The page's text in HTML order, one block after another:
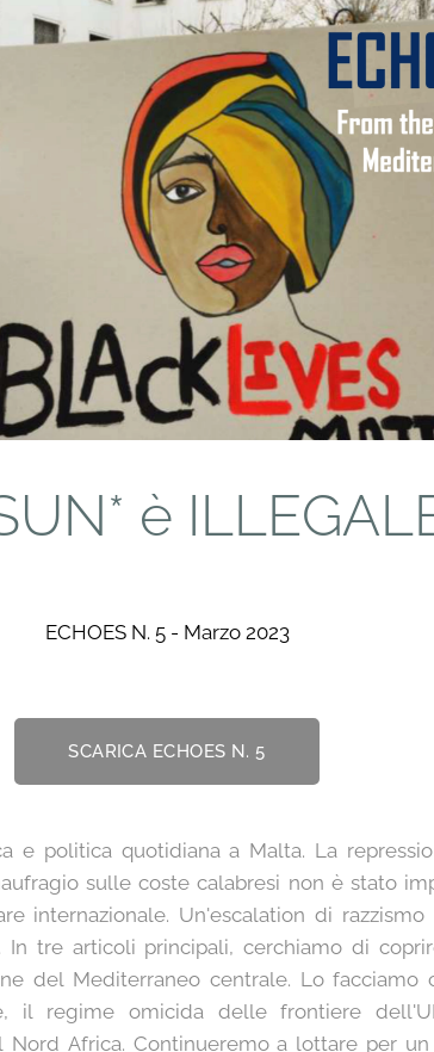
è
ECHOES N. 5 - Marzo 2023
SCARICA ECHOES N. 5
e politica quotidiana a Malta. La
sulle coste calabresi non è stato
internazionale. Un'escalation di
In tre articoli principali, cerchiamo di
del Mediterraneo centrale. Lo facciamo
il regime omicida delle frontiere
Nord Africa. Continueremo a lottare per